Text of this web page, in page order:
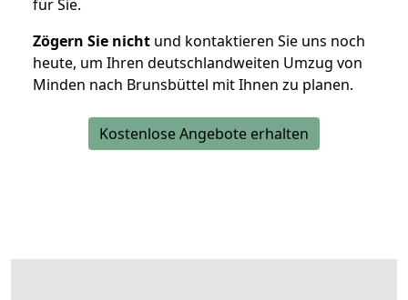
für Sie.
Zögern Sie nicht und kontaktieren Sie uns noch
heute, um Ihren deutschlandweiten Umzug von
Minden nach Brunsbüttel mit Ihnen zu planen.
Kostenlose Angebote erhalten